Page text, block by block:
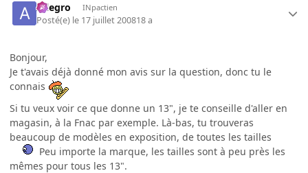
Allegro INpactien
Posté(e) le 17 juillet 200818 a
Bonjour,
Je t'avais déjà donné mon avis sur la question, donc tu le
connais
Si tu veux voir ce que donne un 13", je te conseille d'aller en
magasin, à la Fnac par exemple. Là-bas, tu trouveras
beaucoup de modèles en exposition, de toutes les tailles
Peu importe la marque, les tailles sont à peu près les
mêmes pour tous les 13".